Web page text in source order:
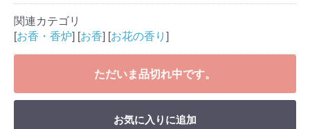
関連カテゴリ
[お香・香炉] [お香] [お花の香り ]
ただいま品切れ中です。
お気に入りに追加